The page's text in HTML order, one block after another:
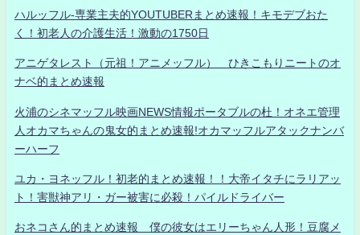
ハルッフル-専業主夫的YOUTUBERまとめ速報！キモデブおた
く！初老人の介護生活！激動の1750日
アニゲタレスト（元祖！アニメッフル） ひきこもりニートのオ
ナベ的まとめ速報
火浦のシネマッフル映画NEWS情報ポータブルの杜！オネエ管理
人オカマちゃんの鬼女的まとめ速報!オカマッフルアタックナンバ
ーハーフ
ユカ・ヨネッフル！初老的まとめ速報！！大帝イタチにラリアッ
ト！害獣神アリ・ガー被害に必殺！パイルドライバー
おネコさん的まとめ速報 僕の彼女はエリーちゃん人形！豆腐メ